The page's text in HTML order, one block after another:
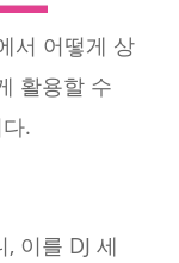
서 어떻게 상
활용할 수
.
이를 DJ 세